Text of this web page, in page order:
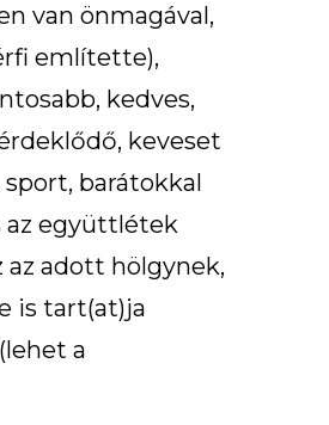
van önmagával,
említette),
kedves,
keveset
barátokkal
az együttlétek
adott hölgynek,
is tart(at)ja
a